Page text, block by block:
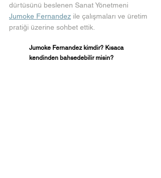
dürtüsünü beslenen Sanat Yönetmeni
Jumoke Fernandez ile çalışmaları ve üretim
pratiği üzerine sohbet ettik.
Jumoke Fernandez kimdir? Kısaca
kendinden bahsedebilir misin?